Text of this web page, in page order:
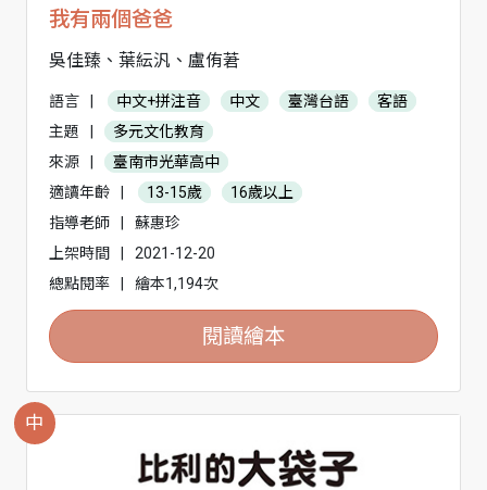
我有兩個爸爸
吳佳臻、葉紜汎、盧侑莙
語言 中文+拼注音 中文 臺灣台語
客語
主題
多元文化教育
來源
臺南市光華高中
適讀年齡
13-15歲
16歲以上
指導老師
蘇惠珍
上架時間
2021-12-20
總點閱率
繪本1,194次
閱讀繪本
中